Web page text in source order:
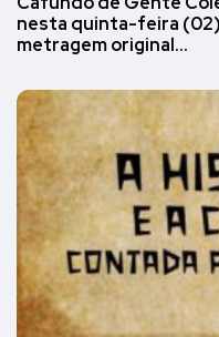
nesta quinta-feira
metragem original…